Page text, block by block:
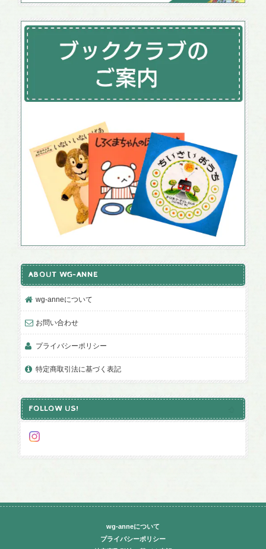
ABOUT WG-ANNE
wg-anneについて
お問い合わせ
プライバシーポリシー
特定商取引法に基づく表記
FOLLOW US!
wg-anneについて
プライバシーポリシー